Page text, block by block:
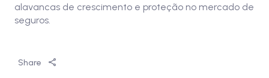
alavancas de crescimento e proteção no mercado de
seguros.
Share